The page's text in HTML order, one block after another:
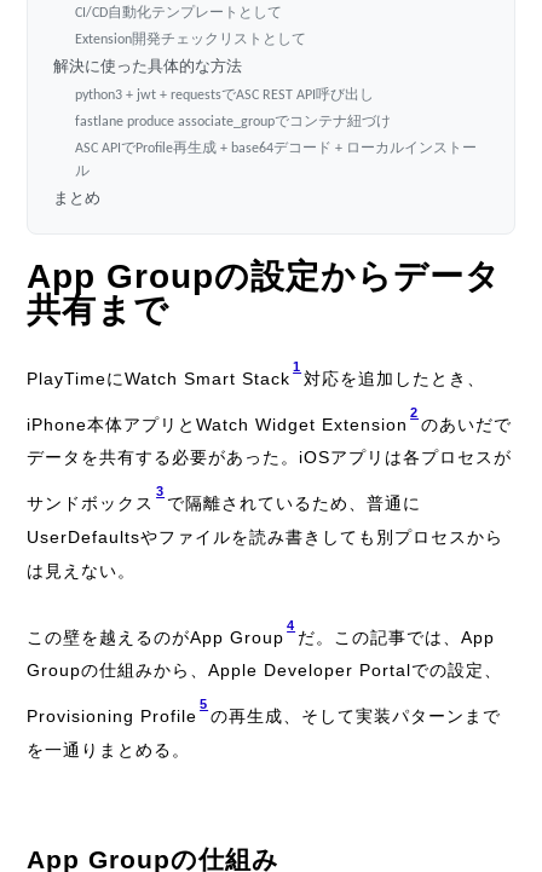
CI/CD自動化テンプレートとして
Extension開発チェックリストとして
解決に使った具体的な方法
python3 + jwt + requestsでASC REST API呼び出し
fastlane produce associate_groupでコンテナ紐づけ
ASC APIでProfile再生成 + base64デコード + ローカルインストー
ル
まとめ
App Groupの設定からデータ
共有まで
PlayTimeにWatch Smart Stack
1
対応を追加したとき、
iPhone本体アプリとWatch Widget Extension
2
のあいだで
データを共有する必要があった。iOSアプリは各プロセスが
サンドボックス
3
で隔離されているため、普通に
UserDefaultsやファイルを読み書きしても別プロセスから
は見えない。
この壁を越えるのがApp Group
4
だ。この記事では、App
Groupの仕組みから、Apple Developer Portalでの設定、
Provisioning Profile
5
の再生成、そして実装パターンまで
を一通りまとめる。
App Groupの仕組み